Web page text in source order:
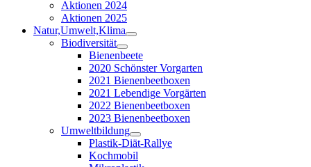
Aktionen 2024
Aktionen 2025
Natur,Umwelt,Klima
Biodiversität
Bienenbeete
2020 Schönster Vorgarten
2021 Bienenbeetboxen
2021 Lebendige Vorgärten
2022 Bienenbeetboxen
2023 Bienenbeetboxen
Umweltbildung
Plastik-Diät-Rallye
Kochmobil